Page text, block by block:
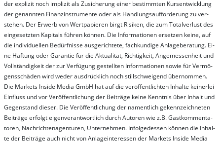
der ex­pli­zit noch im­pli­zit als Zu­sich­er­ung ei­ner be­stim­mt­en Kurs­ent­wick­lung
der ge­nan­nt­en Fi­nanz­in­stru­men­te oder als Handl­ungs­auf­for­der­ung zu ver­
steh­en. Der Er­werb von Wert­pa­pier­en birgt Ri­si­ken, die zum To­tal­ver­lust des
ein­ge­setz­ten Ka­pi­tals füh­ren kön­nen. Die In­for­ma­tion­en er­setz­en kei­ne, auf
die in­di­vi­du­el­len Be­dür­fnis­se aus­ge­rich­te­te, fach­kun­di­ge An­la­ge­be­ra­tung. Ei­
ne Haf­tung oder Ga­ran­tie für die Ak­tu­ali­tät, Rich­tig­keit, An­ge­mes­sen­heit und
Vol­lständ­ig­keit der zur Ver­fü­gung ge­stel­lt­en In­for­ma­tion­en so­wie für Ver­mö­
gens­schä­den wird we­der aus­drück­lich noch stil­lschwei­gend über­nom­men.
Die Mar­kets In­side Me­dia GmbH hat auf die ver­öf­fent­lich­ten In­hal­te kei­ner­lei
Ein­fluss und vor Ver­öf­fent­lich­ung der Bei­trä­ge kei­ne Ken­nt­nis über In­halt und
Ge­gen­stand die­ser. Die Ver­öf­fent­lich­ung der na­ment­lich ge­kenn­zeich­net­en
Bei­trä­ge er­folgt ei­gen­ver­ant­wort­lich durch Au­tor­en wie z.B. Gast­kom­men­ta­
tor­en, Nach­richt­en­ag­en­tur­en, Un­ter­neh­men. In­fol­ge­des­sen kön­nen die In­hal­
te der Bei­trä­ge auch nicht von An­la­ge­in­te­res­sen der Mar­kets In­side Me­dia